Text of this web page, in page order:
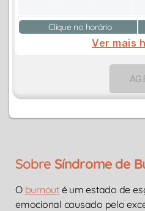
Clique no horário
Ver mais
Sobre Síndrome de
O burnouté um estado de
emocional causado pelo